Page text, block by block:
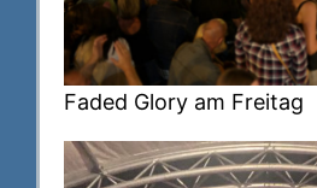
Faded Glory am Freitag